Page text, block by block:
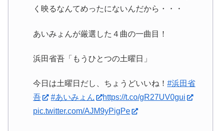
く映るなんてめったにないんだから・・・
あいみょんが厳選した４曲の一曲目！
浜田省吾「もうひとつの土曜日」
今日は土曜日だし、ちょうどいいね！ #浜田省
吾
#あいみょん
https://t.co/gR27UV0gui
pic.twitter.com/AJM9yPigPe